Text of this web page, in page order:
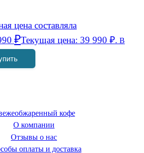
цена составляла
₽Текущая цена: 39 990 ₽. В
кофе
О компании
Отзывы о нас
оплаты и доставка